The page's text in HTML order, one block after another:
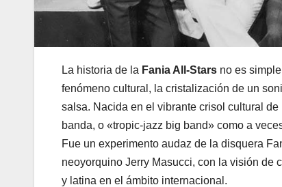
La historia de la Fania All-Stars no es
fenómeno cultural, la cristalización de un
salsa. Nacida en el vibrante crisol cultural
banda, o «tropic-jazz big band» como a
Fue un experimento audaz de la disquera
neoyorquino Jerry Masucci, con la visión de
y latina en el ámbito internacional.